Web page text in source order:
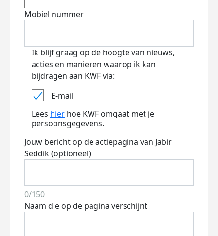
Mobiel nummer
Ik blijf graag op de hoogte van nieuws,
acties en manieren waarop ik kan
bijdragen aan KWF via:
E-mail
Lees hier hoe KWF omgaat met je
persoonsgegevens.
Jouw bericht op de actiepagina van Jabir
Seddik (optioneel)
0/150
Naam die op de pagina verschijnt